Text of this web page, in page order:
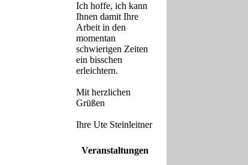
Ich hoffe, ich kann
Ihnen damit Ihre
Arbeit in den
momentan
schwierigen Zeiten
ein bisschen
erleichtern.
Mit herzlichen
Grüßen
Ihre Ute Steinleitner
Veranstaltungen